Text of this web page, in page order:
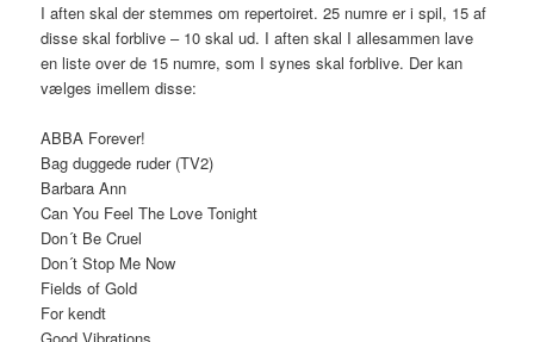
I aften skal der stemmes om repertoiret. 25 numre er i spil, 15 af
disse skal forblive – 10 skal ud. I aften skal I allesammen lave
en liste over de 15 numre, som I synes skal forblive. Der kan
vælges imellem disse:
ABBA Forever!
Bag duggede ruder (TV2)
Barbara Ann
Can You Feel The Love Tonight
Don´t Be Cruel
Don´t Stop Me Now
Fields of Gold
For kendt